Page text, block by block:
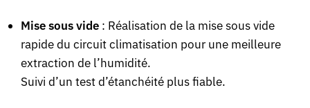
Mise sous vide : Réalisation de la mise sous vide
rapide du circuit climatisation pour une meilleure
extraction de l’humidité.
Suivi d’un test d’étanchéité plus fiable.